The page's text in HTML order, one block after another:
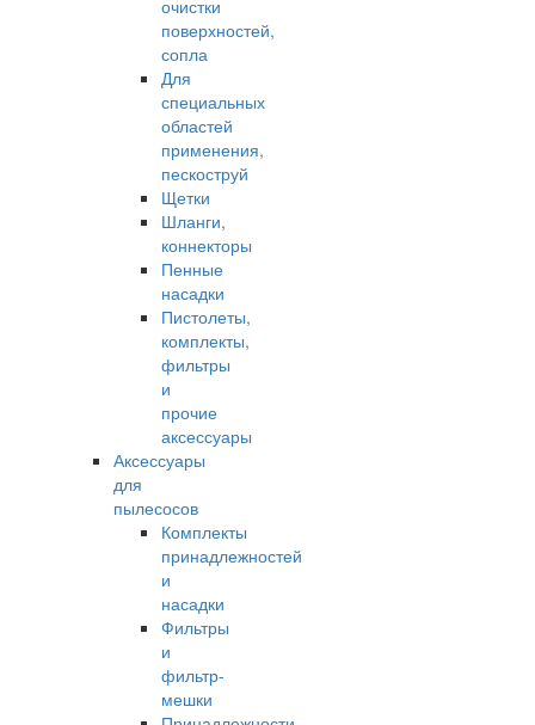
очистки
поверхностей,
сопла
Для
специальных
областей
применения,
пескоструй
Щетки
Шланги,
коннекторы
Пенные
насадки
Пистолеты,
комплекты,
фильтры
и
прочие
аксессуары
Аксессуары
для
пылесосов
Комплекты
принадлежностей
и
насадки
Фильтры
и
фильтр-
мешки